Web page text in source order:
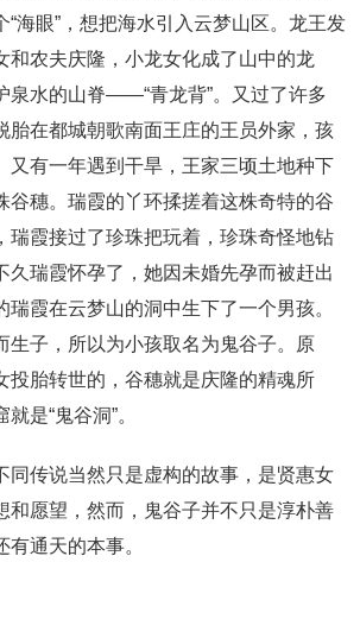
“海眼”，想把海水引入云梦山区。龙王发
和农夫庆隆，小龙女化成了山中的龙
泉水的山脊——“青龙背”。又过了许多
胎在都城朝歌南面王庄的王员外家，孩
又有一年遇到干旱，王家三顷土地种下
谷穗。瑞霞的丫环揉搓着这株奇特的谷
瑞霞接过了珍珠把玩着，珍珠奇怪地钻
久瑞霞怀孕了，她因未婚先孕而被赶出
瑞霞在云梦山的洞中生下了一个男孩。
生子，所以为小孩取名为鬼谷子。原
投胎转世的，谷穗就是庆隆的精魂所
是“鬼谷洞”。
同传说当然只是虚构的故事，是贤惠女
和愿望，然而，鬼谷子并不只是淳朴善
有通天的本事。